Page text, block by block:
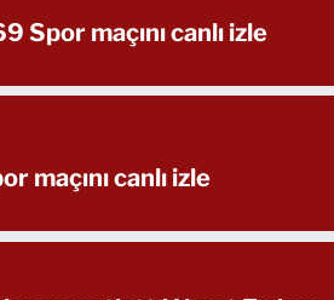
Spor maçını canlı izle
maçını canlı izle